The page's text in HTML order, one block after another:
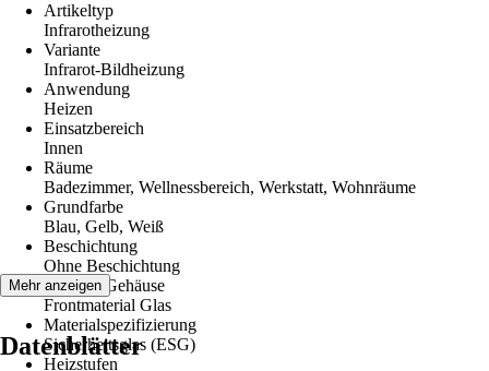
Artikeltyp
Infrarotheizung
Variante
Infrarot-Bildheizung
Anwendung
Heizen
Einsatzbereich
Innen
Räume
Badezimmer, Wellnessbereich, Werkstatt, Wohnräume
Grundfarbe
Blau, Gelb, Weiß
Beschichtung
Ohne Beschichtung
Material Gehäuse
Frontmaterial Glas
Materialspezifizierung
Sicherheitsglas (ESG)
Heizstufen
Mehr anzeigen
Datenblätter